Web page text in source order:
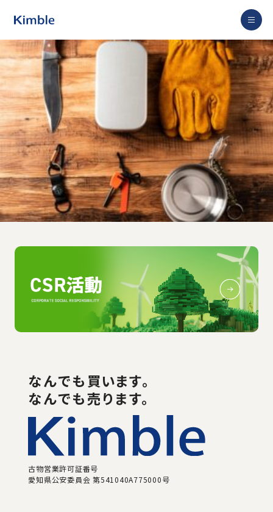
なんでも 買います。
なんでも売ります。
古物営業許可証番号
愛知県公安委員会 第541040A775000号